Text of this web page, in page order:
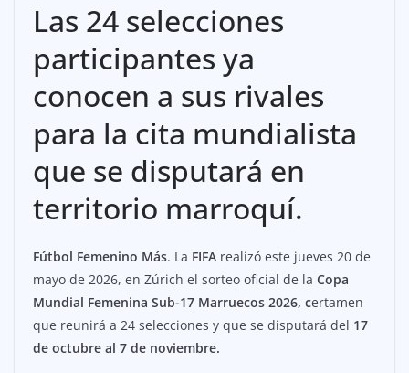
Las 24 selecciones
participantes ya
conocen a sus rivales
para la cita mundialista
que se disputará en
territorio marroquí.
Fútbol Femenino Más. La FIFA realizó este jueves 20 de
mayo de 2026, en Zúrich el sorteo oficial de la Copa
Mundial Femenina Sub-17 Marruecos 2026, certamen
que reunirá a 24 selecciones y que se disputará del 17
de octubre al 7 de noviembre.